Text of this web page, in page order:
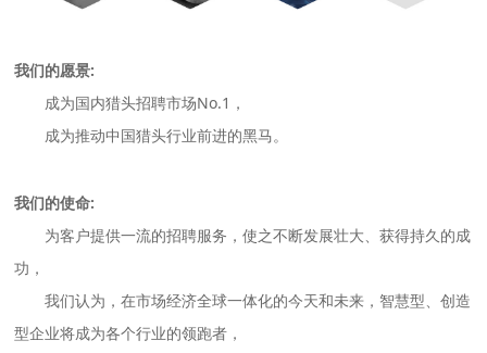
我们的愿景:
成为国内猎头招聘市场No.1，
成为推动中国猎头行业前进的黑马。
我们的使命:
为客户提供一流的招聘服务，使之不断发展壮大、获得持久的成
功，
我们认为，在市场经济全球一体化的今天和未来，智慧型、创造
型企业将成为各个行业的领跑者，